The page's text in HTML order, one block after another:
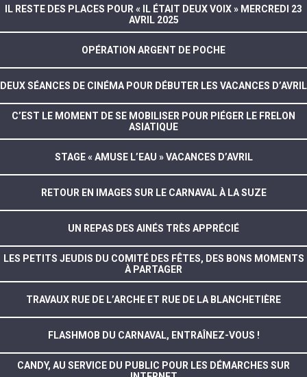
IL RESTE DES PLACES POUR « IL ÉTAIT DEUX VOIX » MERCREDI 23
AVRIL 2025
OPÉRATION ARGENT DE POCHE
DEUX SÉANCES DE CINÉMA POUR DÉBUTER LES VACANCES D’AVRIL
C’EST LE MOMENT DE SE MOBILISER POUR PIÉGER LE FRELON
ASIATIQUE
STAGE « AMUSE L’EAU » VACANCES D’AVRIL
RETOUR EN IMAGES SUR LE CARNAVAL À LA SUZE
UN REPAS DES AINÉS TRÈS APPRÉCIÉ
LES PETITS JEUDIS DU COMITÉ DES FÊTES, DES BONS MOMENTS
À PARTAGER
TRAVAUX RUE DE L’ARCHE ET RUE DE LA BLANCHETIÈRE
FLASHMOB DU CARNAVAL, ENTRAÎNEZ-VOUS !
CANDY, AU SERVICE DU PUBLIC POUR LES DÉMARCHES SUR